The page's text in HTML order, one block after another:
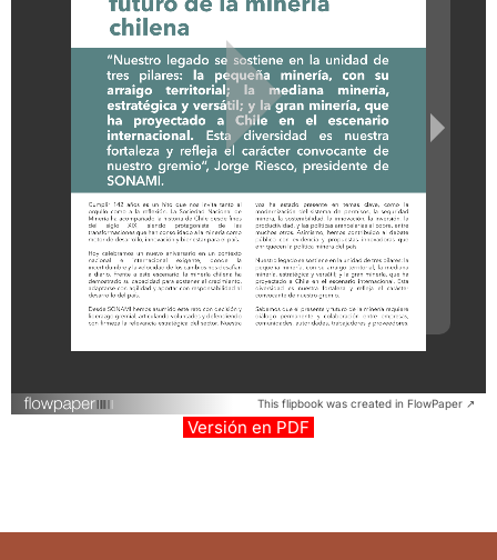
This flipbook was created in FlowPaper ↗
Versión en PDF